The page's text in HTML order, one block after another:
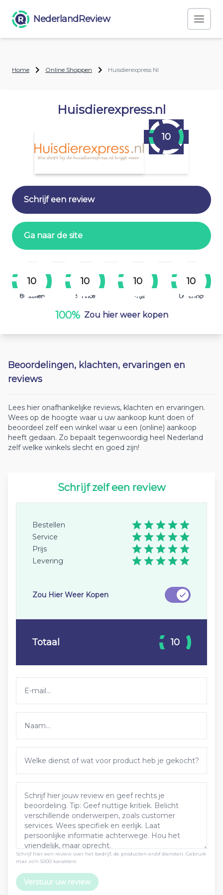
NederlandReview
Home Online Shoppen Huisdierexpress Nl
Huisdierexpress.nl
10
Schrijf een review
Ga naar de site
10
Bestellen
10
Service
10
Prijs
10
Levering
100% Zou hier weer kopen
Beoordelingen, klachten, ervaringen en
reviews
Lees hier onafhankelijke reviews, klachten en ervaringen.
Wees op de hoogte waar u uw aankoop kunt doen of
beoordeel zelf een winkel waar u een (online) aankoop
heeft gedaan. Zo bepaalt tegenwoordig heel Nederland
zelf welke winkels slecht en goed zijn!
Schrijf zelf een review
Schrijf hier een review over het bedrijf, de producten en/of diensten. Gebruik
max zo’n 5000 karakters
Verstuur uw review
Bestellen
Service
Prijs
Levering
Zou Hier Weer Kopen
Totaal 10